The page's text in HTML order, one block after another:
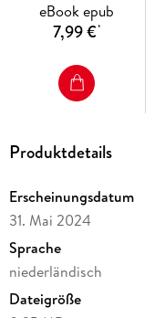
eBook epub
7,99 €*
Produktdetails
Erscheinungsdatum
31. Mai 2024
Sprache
niederländisch
Dateigröße